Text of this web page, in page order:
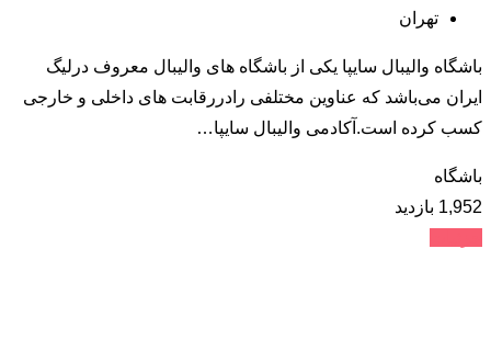
تهران
باشگاه والیبال سایپا یکی از باشگاه های والیبال معروف درلیگ
ایران می‌باشد که عناوین مختلفی رادررقابت های داخلی و خارجی
کسب کرده است.آکادمی والیبال سایپا…
باشگاه
1,952 بازدید